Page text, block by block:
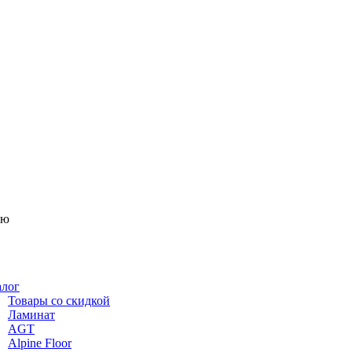
Товары со скидкой
Ламинат
AGT
Alpine Floor